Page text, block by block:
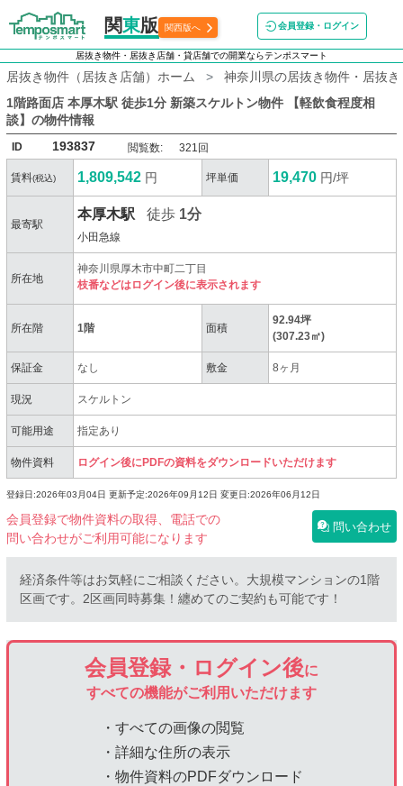
関東版 関西版へ 会員登録・ログイン
居抜き物件・居抜き店舗・貸店舗での開業ならテンポスマート
居抜き物件（居抜き店舗）ホーム
神奈川県の居抜き物件・居抜
1階路面店 本厚木駅 徒歩1分 新築スケルトン物件 【軽飲食程度相
談】 の物件情報
ID 193837 閲覧数: 321回
賃料(税込) 1,809,542 円 坪単価 19,470 円/坪
最寄駅
本厚木駅 徒歩 1分
小田急線
所在地
神奈川県厚木市中町二丁目
枝番などはログイン後に表示されます
所在階 1階 面積
92.94坪
(307.23㎡)
保証金 なし 敷金 8ヶ月
現況 スケルトン
可能用途 指定あり
物件資料 ログイン後にPDFの資料をダウンロードいただけます
登録日:2026年03月04日 更新予定:2026年09月12日 変更日:2026年06月12日
会員登録で物件資料の取得、電話での
問い合わせがご利用可能になります
問い合わせ
経済条件等はお気軽にご相談ください。大規模マンションの1階
区画です。2区画同時募集！纏めてのご契約も可能です！
会員登録・ログイン後に
すべての機能がご利用いただけます
・すべての画像の閲覧
・詳細な住所の表示
・物件資料のPDFダウンロード